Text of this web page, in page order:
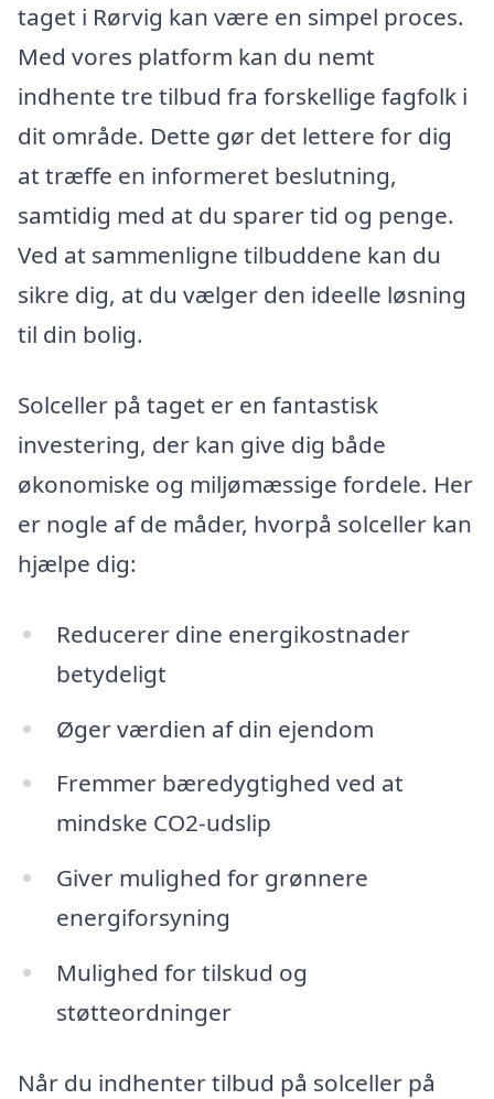
taget i Rørvig kan være en simpel proces.
Med vores platform kan du nemt
indhente tre tilbud fra forskellige fagfolk i
dit område. Dette gør det lettere for dig
at træffe en informeret beslutning,
samtidig med at du sparer tid og penge.
Ved at sammenligne tilbuddene kan du
sikre dig, at du vælger den ideelle løsning
til din bolig.
Solceller på taget er en fantastisk
investering, der kan give dig både
økonomiske og miljømæssige fordele. Her
er nogle af de måder, hvorpå solceller kan
hjælpe dig:
Reducerer dine energikostnader
betydeligt
Øger værdien af din ejendom
Fremmer bæredygtighed ved at
mindske CO2-udslip
Giver mulighed for grønnere
energiforsyning
Mulighed for tilskud og
støtteordninger
Når du indhenter tilbud på solceller på